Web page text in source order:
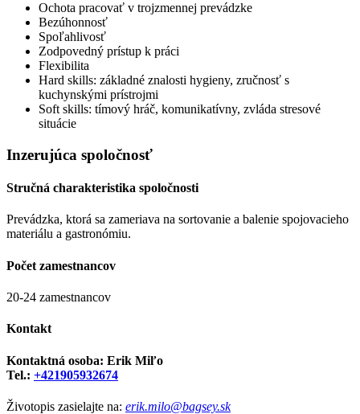
Ochota pracovať v trojzmennej prevádzke
Bezúhonnosť
Spoľahlivosť
Zodpovedný prístup k práci
Flexibilita
Hard skills: základné znalosti hygieny, zručnosť s
kuchynskými prístrojmi
Soft skills: tímový hráč, komunikatívny, zvláda stresové
situácie
Inzerujúca spoločnosť
Stručná charakteristika spoločnosti
Prevádzka, ktorá sa zameriava na sortovanie a balenie spojovacieho
materiálu a gastronómiu.
Počet zamestnancov
20-24 zamestnancov
Kontakt
Kontaktná osoba: Erik Miľo
Tel.: +421905932674
Životopis zasielajte na: erik.milo@bagsey.sk